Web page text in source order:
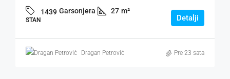
1439 Garsonjera 27 m²
STAN Detalji
Dragan Petrović Pre 23 sata